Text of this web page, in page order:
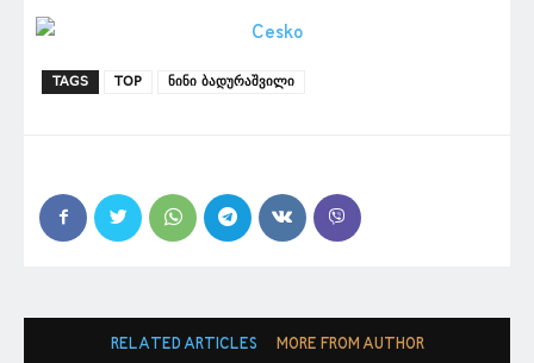
TAGS TOP ნინი ბადურაშვილი
RELATED ARTICLES MORE FROM AUTHOR